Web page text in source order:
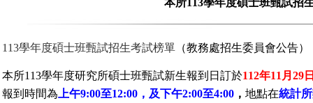
本所113學年度碩士班甄試招
113學年度碩士班甄試招生考試榜單 （教務處招生委員會公告）
本所113學年度研究所碩士班甄試新生報到日訂於112年11月29
報到時間為 上午9:00至12:00，及下午2:00至4:00 ， 地點在統計